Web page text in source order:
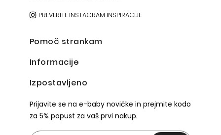
PREVERITE INSTAGRAM INSPIRACIJE
Pomoč strankam
Informacije
Izpostavljeno
Prijavite se na e-baby novičke in prejmite kodo
za 5% popust za vaš prvi nakup.